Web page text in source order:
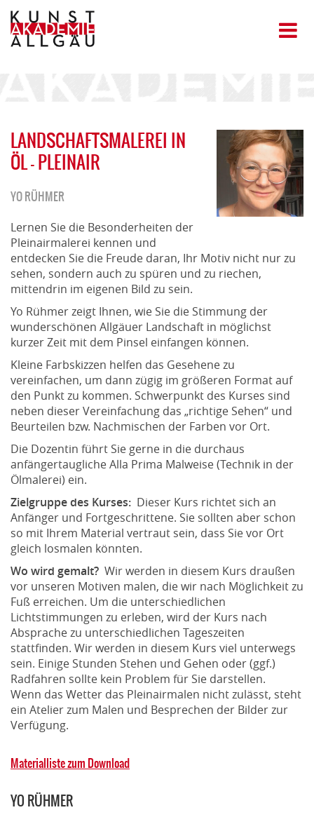
LANDSCHAFTSMALEREI IN
ÖL - PLEINAIR
YO RÜHMER
Lernen Sie die Besonderheiten der
Pleinairmalerei kennen und
entdecken Sie die Freude daran, Ihr Motiv nicht nur zu
sehen, sondern auch zu spüren und zu riechen,
mittendrin im eigenen Bild zu sein.
Yo Rühmer zeigt Ihnen, wie Sie die Stimmung der
wunderschönen Allgäuer Landschaft in möglichst
kurzer Zeit mit dem Pinsel einfangen können.
Kleine Farbskizzen helfen das Gesehene zu
vereinfachen, um dann zügig im größeren Format auf
den Punkt zu kommen. Schwerpunkt des Kurses sind
neben dieser Vereinfachung das „richtige Sehen“ und
Beurteilen bzw. Nachmischen der Farben vor Ort.
Die Dozentin führt Sie gerne in die durchaus
anfängertaugliche Alla Prima Malweise (Technik in der
Ölmalerei) ein.
Zielgruppe des Kurses: Dieser Kurs richtet sich an
Anfänger und Fortgeschrittene. Sie sollten aber schon
so mit Ihrem Material vertraut sein, dass Sie vor Ort
gleich losmalen könnten.
Wo wird gemalt? Wir werden in diesem Kurs draußen
vor unseren Motiven malen, die wir nach Möglichkeit zu
Fuß erreichen. Um die unterschiedlichen
Lichtstimmungen zu erleben, wird der Kurs nach
Absprache zu unterschiedlichen Tageszeiten
stattfinden. Wir werden in diesem Kurs viel unterwegs
sein. Einige Stunden Stehen und Gehen oder (ggf.)
Radfahren sollte kein Problem für Sie darstellen.
Wenn das Wetter das Pleinairmalen nicht zulässt, steht
ein Atelier zum Malen und Besprechen der Bilder zur
Verfügung.
Materialliste zum Download
YO RÜHMER